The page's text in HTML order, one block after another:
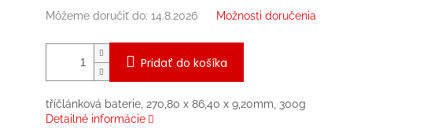
Môžeme doručiť do: 14.8.2026 Možnosti doručenia
Pridať do košíka
tříčlánková baterie, 270,80 x 86,40 x 9,20mm, 300g
Detailné informácie